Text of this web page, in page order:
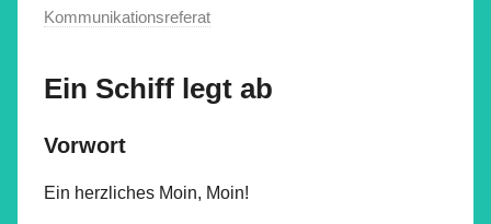
Kommunikationsreferat
Ein Schiff legt ab
Vorwort
Ein herzliches Moin, Moin!